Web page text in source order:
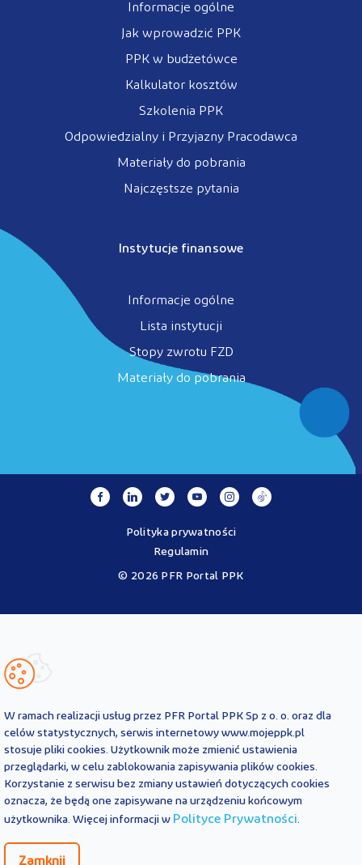
Informacje ogólne
Jak wprowadzić PPK
PPK w budżetówce
Kalkulator kosztów
Szkolenia PPK
Odpowiedzialny i Przyjazny Pracodawca
Materiały do pobrania
Najczęstsze pytania
Instytucje finansowe
Informacje ogólne
Lista instytucji
Stopy zwrotu FZD
Materiały do pobrania
© 2026 PFR Portal PPK
Polityka prywatności
Regulamin
Ustawy o PPK przez operatora - PFR Portal PPK sp. z o.o., spółkę
obowiązujących przepisów prawa i każdorazowo
powinny być interpretowane oraz stosowane z uwzględnieniem
aktualnie obowiązujących przepisów prawa. Treści te nie stanowią
porady prawnej, finansowej ani oficjalnej interpretacji
obowiązujących przepisów prawa.
PFR Portal PPK sp. z o.o. nie ponosi odpowiedzialności z tytułu
powstania jakichkolwiek szkód, wynikających lub pozostających w
jakichkolwiek wątpliwości co do treści umieszczonych na Portalu
PPK, w tym co do praw lub obowiązków wynikających z
W ramach realizacji usług przez PFR Portal PPK Sp z o. o. oraz dla
celów statystycznych, serwis internetowy www.mojeppk.pl
stosuje pliki cookies. Użytkownik może zmienić ustawienia
przeglądarki, w celu zablokowania zapisywania plików cookies.
Korzystanie z serwisu bez zmiany ustawień dotyczących cookies
oznacza, że będą one zapisywane na urządzeniu końcowym
użytkownika. Więcej informacji w Polityce Prywatności.
Zamknij